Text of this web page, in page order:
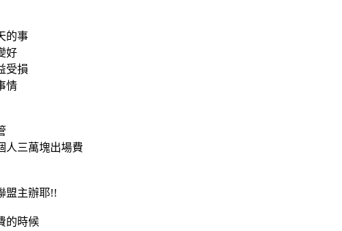
的事
好
受損
情
人三萬塊出場費
盟主辦耶!!
的時候